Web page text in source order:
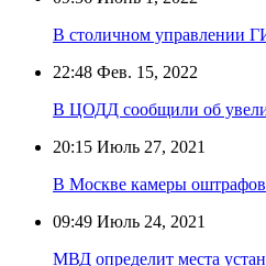
В столичном управлении
22:48 Фев. 15, 2022
В ЦОДД сообщили об
20:15 Июль 27, 2021
В Москве камеры
09:49 Июль 24, 2021
МВД определит места